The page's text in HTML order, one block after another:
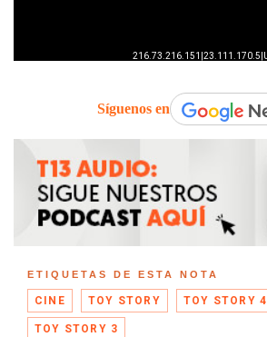
Síguenos en
ETIQUETAS DE ESTA NOTA
CINE TOY STORY TOY STORY 4
TOY STORY 3